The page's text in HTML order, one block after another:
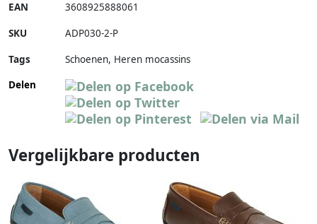
EAN 3608925888061
SKU ADP030-2-P
Tags
Schoenen, Heren mocassins
Delen
Vergelijkbare producten